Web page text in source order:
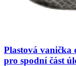
Plastová
pro spodní část